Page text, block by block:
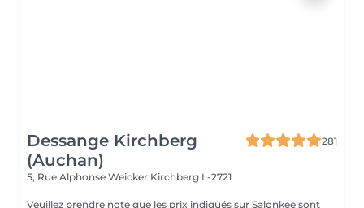
Dessange Kirchberg
(Auchan)
281
5, Rue Alphonse Weicker Kirchberg L-2721
Veuillez prendre note que les prix indiqués sur Salonkee sont